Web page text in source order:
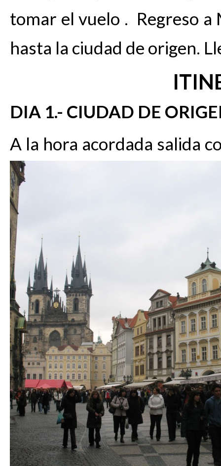
tomar el vuelo . Regreso a
hasta la ciudad de origen.
DIA 1.- CIUDAD DE
A la hora acordada salida